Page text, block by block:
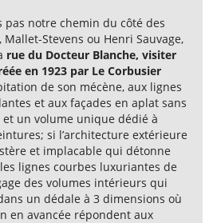
pas notre chemin du côté des
Mallet-Stevens ou Henri Sauvage,
rue du Docteur Blanche, visiter
en 1923 par Le Corbusier
de son mécène, aux lignes
et aux façades en aplat sans
un volume unique dédié à
si l’architecture extérieure
et implacable qui détonne
lignes courbes luxuriantes de
des volumes intérieurs qui
un dédale à 3 dimensions où
en avancée répondent aux